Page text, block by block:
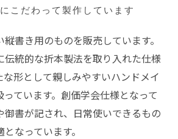
こだわって製作しています
書き用のものを販売しています。
伝統的な折本製法を取り入れた仕様
な形として親しみやすいハンドメイ
っています。創価学会仕様となって
御書が記され、日常使いできるもの
なっています。